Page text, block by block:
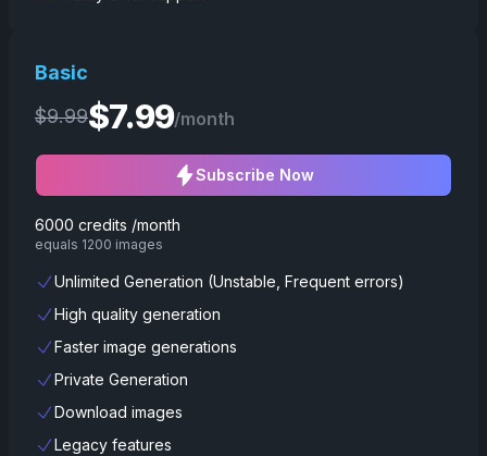
Basic
$9.99$7.99/month
Subscribe Now
6000 credits /month
equals 1200 images
Unlimited Generation (Unstable, Frequent errors)
High quality generation
Faster image generations
Private Generation
Download images
Legacy features